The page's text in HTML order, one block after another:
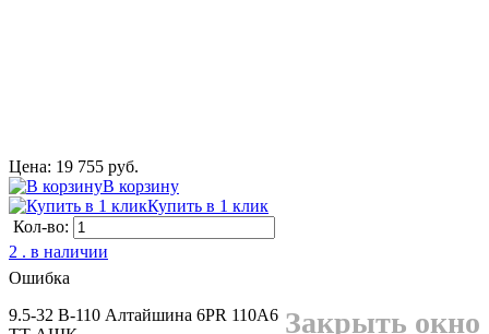
Цена: 19 755 руб.
В корзину
Купить в 1 клик
Кол-во:
2 . в наличии
Ошибка
Закрыть окно
9.5-32 В-110 Алтайшина 6PR 110A6